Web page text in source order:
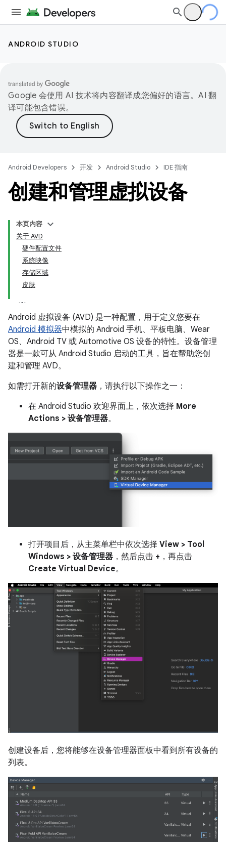
ANDROID STUDIO
Google 会使用 AI 技术将内容翻译成您偏好的语言。AI 翻
译可能包含错误。
Android Developers 开发 Android Studio IDE 指南
创建和管理虚拟设备
本页内容
关于 AVD
硬件配置文件
系统映像
存储区域
皮肤
Android 虚拟设备 (AVD) 是一种配置，用于定义您要在
Android 模拟器中模拟的 Android 手机、平板电脑、Wear
OS、Android TV 或 Automotive OS 设备的特性。设备管理
器是一款可从 Android Studio 启动的工具，旨在帮助您创
建和管理 AVD。
如需打开新的设备管理器 ，请执行以下操作之一：
在 Android Studio 欢迎界面上，依次选择 More
Actions > 设备管理器。
打开项目后，从主菜单栏中依次选择 View > Tool
Windows > 设备管理器 ，然后点击 + ，再点击
Create Virtual Device。
创建设备后，您将能够在设备管理器面板中看到所有设备的
列表。